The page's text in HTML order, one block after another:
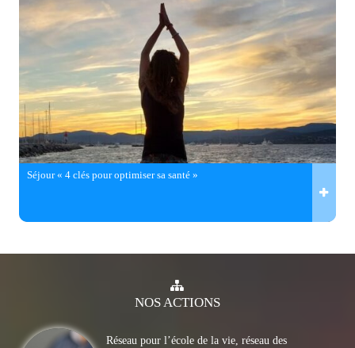
Séjour « 4 clés pour optimiser sa santé »
NOSACTIONS
Réseau pour l’école de la vie, réseau des